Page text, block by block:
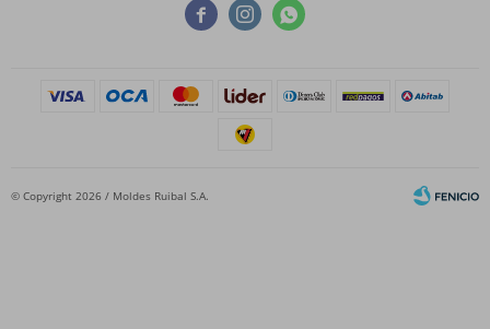
  
© Copyright 2026 / Moldes Ruibal S.A.